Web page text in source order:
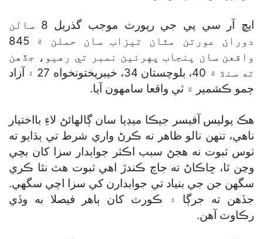
ايڇ آر سي پي جي رپورٽ موجب گذريل 8 سالن
دوران عورتن مٿان تيزاب سان حملن ۾ 845
واقعن سان پنجاب پهرئين نمبر تي رهيو، جڏهن
ته سنڌ ۾ 40، بلوچستان 34، خيبرپختونخواه 27 ۽ آزاد
ڄمو ڪشمير ۾ ٽي واقعا سامهون آيا.
هڪ پوليس آفيسر جيڪا ميڊيا سان ڳالهائڻ لاءِ بااختيار
ناهي، تنهن نالو ظاهر نه ڪرڻ واري شرط تي ٻڌايو ته
ٺوس ثبوت نه هجڻ سبب اڪثر جوابدار سزا کان بچي
وڃن ٿا، ڇاڪاڻ ته جاچ ڪندڙ اهي ثبوت هٿ نٿا ڪري
سگهن جن جي بنياد تي جوابدارن کي سزا اچي سگهي.
جڏهن ته جرڳا ۽ ڪورٽ کان ٻاهر فيصلا به وڏي
رڪاوٽ آهن.